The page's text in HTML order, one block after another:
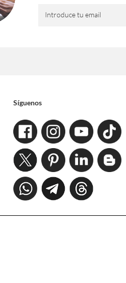
Introduce tu email
Síguenos